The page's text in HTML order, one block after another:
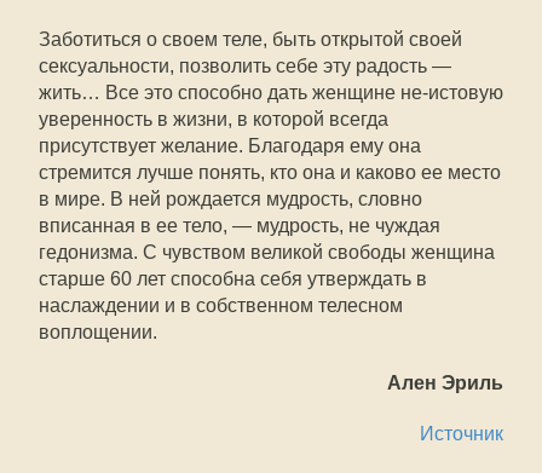
Заботиться о своем теле, быть открытой своей
сексуальности, позволить себе эту радость —
жить… Все это способно дать женщине не-истовую
уверенность в жизни, в которой всегда
присутствует желание. Благодаря ему она
стремится лучше понять, кто она и каково ее место
в мире. В ней рождается мудрость, словно
вписанная в ее тело, — мудрость, не чуждая
гедонизма. С чувством великой свободы женщина
старше 60 лет способна себя утверждать в
наслаждении и в собственном телесном
воплощении.
Ален Эриль
Источник